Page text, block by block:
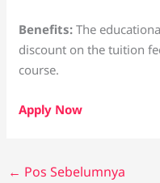
Benefits:The
discount on the tuition
course.
Apply Now
← Pos Sebelumnya